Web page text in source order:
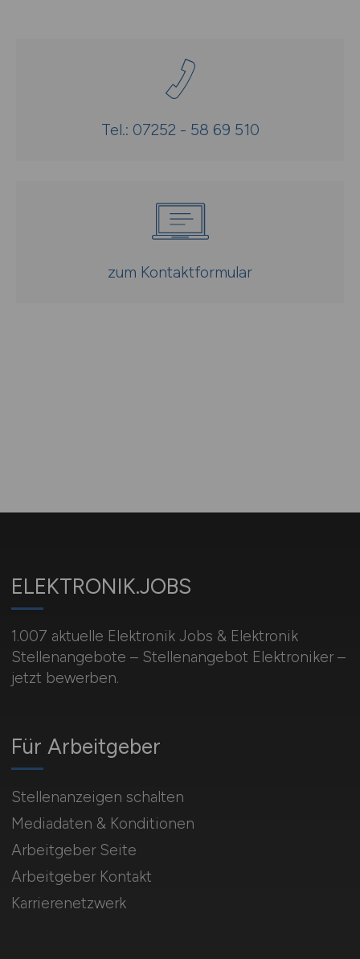
Tel.: 07252 - 58 69 510
zum Kontaktformular
ELEKTRONIK.JOBS
1.007 aktuelle Elektronik Jobs & Elektronik
Stellenangebote – Stellenangebot Elektroniker –
jetzt bewerben.
Für Arbeitgeber
Stellenanzeigen schalten
Mediadaten & Konditionen
Arbeitgeber Seite
Arbeitgeber Kontakt
Karrierenetzwerk